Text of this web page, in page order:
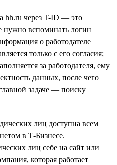
hh.ru через T-ID — это
нужно вспоминать логин
о работодателе
только с его согласия;
за работодателя, ему
данных, после чего
задаче — поиску
лиц доступна всем
в Т-Бизнесе.
лиц себе на сайт или
которая работает